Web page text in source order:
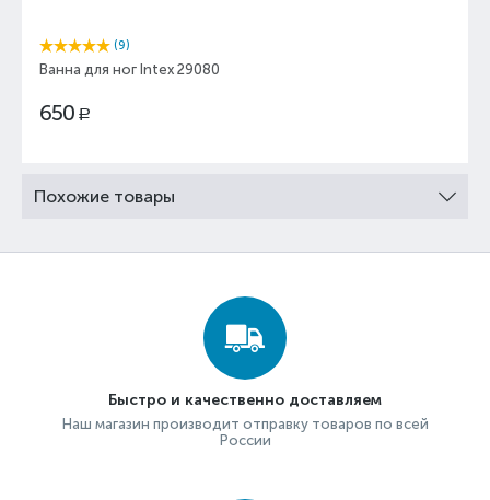
(9)
Ванна для ног Intex 29080
650 Р
Похожие товары
Быстро и качественно доставляем
Наш магазин производит отправку товаров по всей
России